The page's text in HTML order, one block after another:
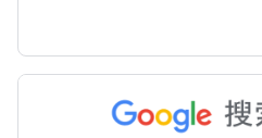
准识别其专业性。因此，无论网